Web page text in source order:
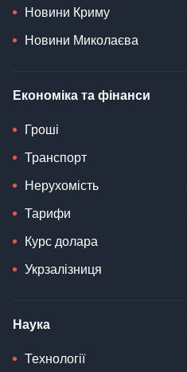
Новини Криму
Новини Миколаєва
Економіка та фінанси
Гроші
Транспорт
Нерухомість
Тарифи
Курс долара
Укрзалізниця
Наука
Технології